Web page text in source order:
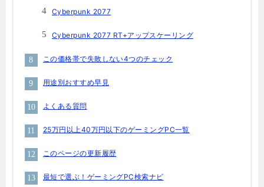
Cyberpunk 2077
Cyberpunk 2077 RT+アップスケーリング
この価格帯で失敗しない4つのチェック
用途別おすすめ早見
よくある質問
25万円以上40万円以下のゲーミングPC一覧
このページの更新履歴
最短で選ぶ！ゲーミングPC検索ナビ